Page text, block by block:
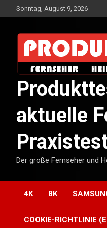
to
Sonntag, August 9, 2026
aktuelle
Der große Fernseher und
4K 8K
COOKIE-RICHTLINIE